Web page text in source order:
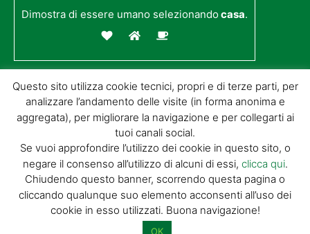
Dimostra di essere umano selezionandocasa.
© GIORGIO TESI EDITRICE S.R.L. | P.IVA
01732650476 | VIA DI BADIA 14 – 51100 LOC.
BOTTEGONE (PISTOIA) |POWERED BY
ALLYMIND
Cookie Policy
Condizioni
di vendita|Site Map
Questo sito utilizza cookie tecnici, propri e di terze parti, per
analizzare l’andamento delle visite (in forma anonima e
aggregata), per migliorare la navigazione e per collegarti ai
tuoi canali social.
Se vuoi approfondire l’utilizzo dei cookie in questo sito, o
negare il consenso all’utilizzo di alcuni di essi, clicca qui.
Chiudendo questo banner, scorrendo questa pagina o
cliccando qualunque suo elemento acconsenti all’uso dei
cookie in esso utilizzati. Buona navigazione!
OK